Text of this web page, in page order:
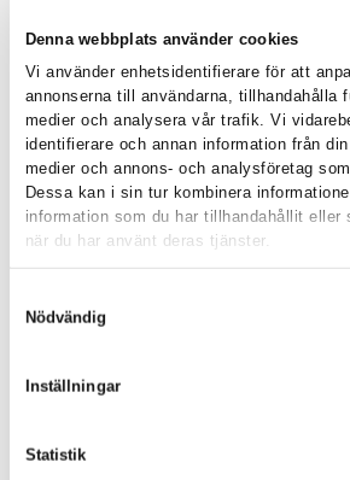
Denna webbplats använder cookies
Vi använder enhetsidentifierare för att
annonserna till användarna, tillhandahålla
medier och analysera vår trafik. Vi
identifierare och annan information från
medier och annons- och analysföretag
Dessa kan i sin tur kombinera
information som du har tillhandahållit eller
när du har använt deras tjänster.
Nödvändig
Inställningar
Statistik
Utsläppskategorier:
Utsläpp i en GHG-inventering
utsläppsscopes:
Scope 1 : Direkta utsläpp från källor
organisationen (t.ex. bränsle som
företagets fordon)
Scope 2: Indirekta utsläpp från
Scope 3
: Alla andra indirekta
värdekedja (t.ex. från leverantörer,
Scope 3 utgör ofta den största andelen
av växthusgaser, vilket gör det viktigt att
komplett koldioxidavtryck.